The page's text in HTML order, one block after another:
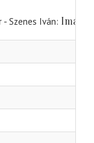
- Szenes Iván